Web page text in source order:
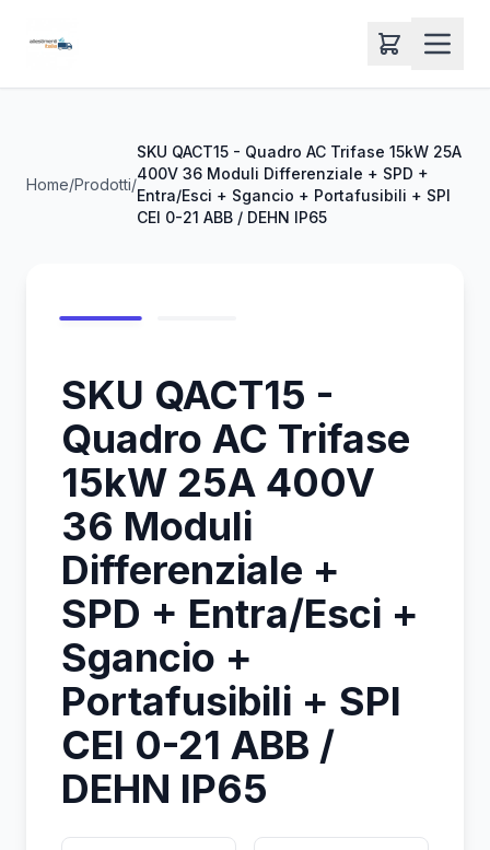
Home/Prodotti/
SKU QACT15 - Quadro AC Trifase 15kW 25A
400V 36 Moduli Differenziale + SPD +
Entra/Esci + Sgancio + Portafusibili + SPI
CEI 0-21 ABB / DEHN IP65
SKU QACT15 -
Quadro AC Trifase
15kW 25A 400V
36 Moduli
Differenziale +
SPD + Entra/Esci +
Sgancio +
Portafusibili + SPI
CEI 0-21 ABB /
DEHN IP65